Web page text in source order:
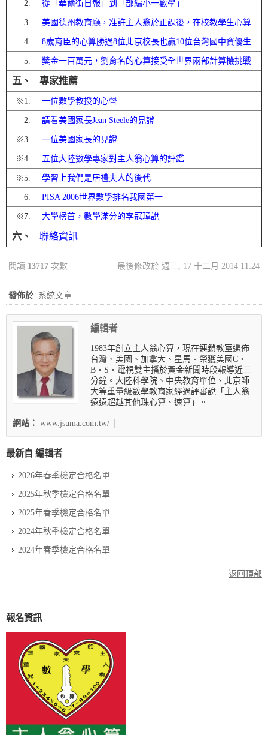
2. 從「華爾街日報」到「部編小一數學」
3. 美國德州教育廳，准許主人翁於正課後，在校教學生心算
4. 8歲育臣的心算勝過8位北京校長也贏10位台灣國中資優生
5. 獎金一百萬元，劉育名的心算接受全世界兩部計算機挑戰
五、 專家推薦
※ 1. 一位數學教授的心聲
2. 請看美國家長Jean Steele的見證
※3. 一位美國家長的見證
※4. 五位大陸數學專家對主人翁心算的評鑑
※5. 學習上我們是居禮夫人的後代
6. PISA 2006世界數學排名我國第一
※ 7. 大學榜首，數學滿分的李冠璋說
六、 聯絡資訊
閱讀 13717 次數 最後修改於 週三, 17 十二月 2014 11:24
發佈於 系統文章
編輯者
1983年創立主人翁心算，現在連鎖教室遍佈
台灣、美國、加拿大、星馬。榮獲美國C‧
B‧S‧電視雙主播於黃金新聞時段報導近三
分鐘。大陸科學院、中央教育單位、北京師
大等重量級數學教育家經過評審說「主人翁
遠遠超越其他珠心算、速算」。
網站： www.jsuma.com.tw/
最新自 編輯者
2026年春季檢定合格名單
2025年秋季檢定合格名單
2025年春季檢定合格名單
2024年秋季檢定合格名單
2024年春季檢定合格名單
返回頂部
報名資訊